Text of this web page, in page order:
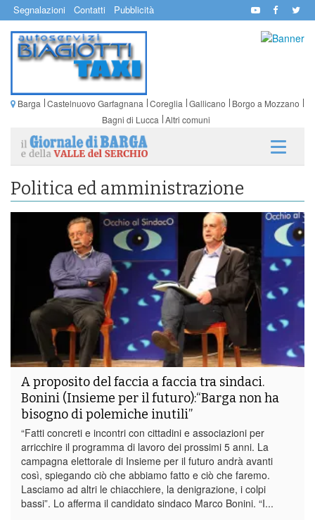
Segnalazioni Contatti Pubblicità
Barga Castelnuovo Garfagnana Coreglia Gallicano
Borgo a Mozzano
Bagni di Lucca Altri comuni
Politica ed amministrazione
A proposito del faccia a faccia tra sindaci.
Bonini (Insieme per il futuro):“Barga non ha
bisogno di polemiche inutili”
“Fatti concreti e incontri con cittadini e associazioni per
arricchire il programma di lavoro dei prossimi 5 anni. La
campagna elettorale di Insieme per il futuro andrà avanti
così, spiegando ciò che abbiamo fatto e ciò che faremo.
Lasciamo ad altri le chiacchiere, la denigrazione, i colpi
bassi”. Lo afferma il candidato sindaco Marco Bonini. “I...